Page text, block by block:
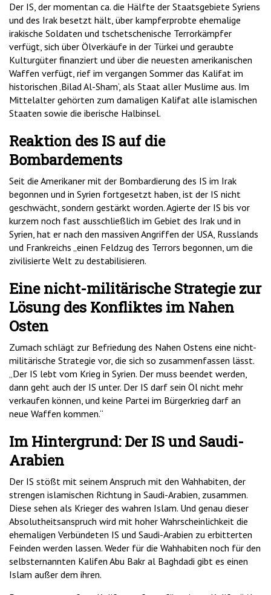
Der IS, der momentan ca. die Hälfte der Staatsgebiete Syriens
und des Irak besetzt hält, über kampferprobte ehemalige
irakische Soldaten und tschetschenische Terrorkämpfer
verfügt, sich über Ölverkäufe in der Türkei und geraubte
Kulturgüter finanziert und über die neuesten amerikanischen
Waffen verfügt, rief im vergangen Sommer das Kalifat im
historischen ‚Bilad Al-Sham‘, als Staat aller Muslime aus. Im
Mittelalter gehörten zum damaligen Kalifat alle islamischen
Staaten sowie die iberische Halbinsel.
Reaktion des IS auf die
Bombardements
Seit die Amerikaner mit der Bombardierung des IS im Irak
begonnen und in Syrien fortgesetzt haben, ist der IS nicht
geschwächt, sondern gestärkt worden. Agierte der IS bis vor
kurzem noch fast ausschließlich im Gebiet des Irak und in
Syrien, hat er nach den massiven Angriffen der USA, Russlands
und Frankreichs „einen Feldzug des Terrors begonnen, um die
zivilisierte Welt zu destabilisieren.
Eine nicht-militärische Strategie zur
Lösung des Konfliktes im Nahen
Osten
Zumach schlägt zur Befriedung des Nahen Ostens eine nicht-
militärische Strategie vor, die sich so zusammenfassen lässt.
„Der IS lebt vom Krieg in Syrien. Der muss beendet werden,
dann geht auch der IS unter. Der IS darf sein Öl nicht mehr
verkaufen können, und keine Partei im Bürgerkrieg darf an
neue Waffen kommen.“
Im Hintergrund: Der IS und Saudi-
Arabien
Der IS stößt mit seinem Anspruch mit den Wahhabiten, der
strengen islamischen Richtung in Saudi-Arabien, zusammen.
Diese sehen als Krieger des wahren Islam. Und genau dieser
Absolutheitsanspruch wird mit hoher Wahrscheinlichkeit die
ehemaligen Verbündeten IS und Saudi-Arabien zu erbitterten
Feinden werden lassen. Weder für die Wahhabiten noch für den
selbsternannten Kalifen Abu Bakr al Baghdadi gibt es einen
Islam außer dem ihren.